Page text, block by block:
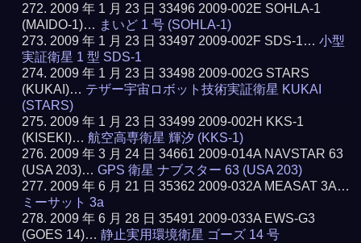
2009 年 1 月 23 日 33496 2009-002E SOHLA-1
(MAIDO-1)… まいど 1 号 (SOHLA-1)
2009 年 1 月 23 日 33497 2009-002F SDS-1…小型
実証衛星 1 型 SDS-1
2009 年 1 月 23 日 33498 2009-002G STARS
(KUKAI)… テザー宇宙ロボット技術実証衛星 KUKAI
(STARS)
2009 年 1 月 23 日 33499 2009-002H KKS-1
(KISEKI)…航空高専衛星 輝汐 (KKS-1)
2009 年 3 月 24 日 34661 2009-014A NAVSTAR 63
(USA 203)…GPS 衛星 ナブスター 63 (USA 203)
2009 年 6 月 21 日 35362 2009-032A MEASAT 3A…
ミーサット 3a
2009 年 6 月 28 日 35491 2009-033A EWS-G3
(GOES 14)…静止実用環境衛星 ゴーズ 14 号